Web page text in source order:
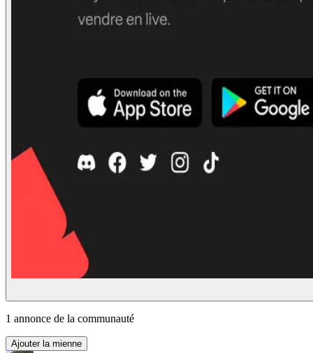
1 annonce de la communauté
Ajouter la mienne